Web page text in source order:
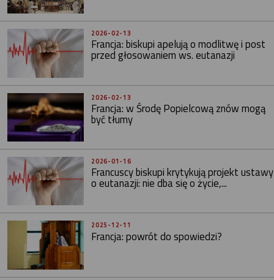
2026-02-13
Francja: biskupi apelują o modlitwę i post
przed głosowaniem ws. eutanazji
2026-02-13
Francja: w Środę Popielcową znów mogą
być tłumy
2026-01-16
Francuscy biskupi krytykują projekt ustawy
o eutanazji: nie dba się o życie,...
2025-12-11
Francja: powrót do spowiedzi?